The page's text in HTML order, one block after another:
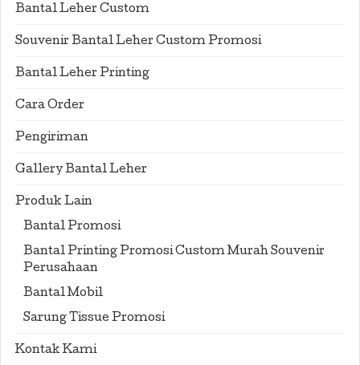
Bantal Leher Custom
Souvenir Bantal Leher Custom Promosi
Bantal Leher Printing
Cara Order
Pengiriman
Gallery Bantal Leher
Produk Lain
Bantal Promosi
Bantal Printing Promosi Custom Murah Souvenir
Perusahaan
Bantal Mobil
Sarung Tissue Promosi
Kontak Kami